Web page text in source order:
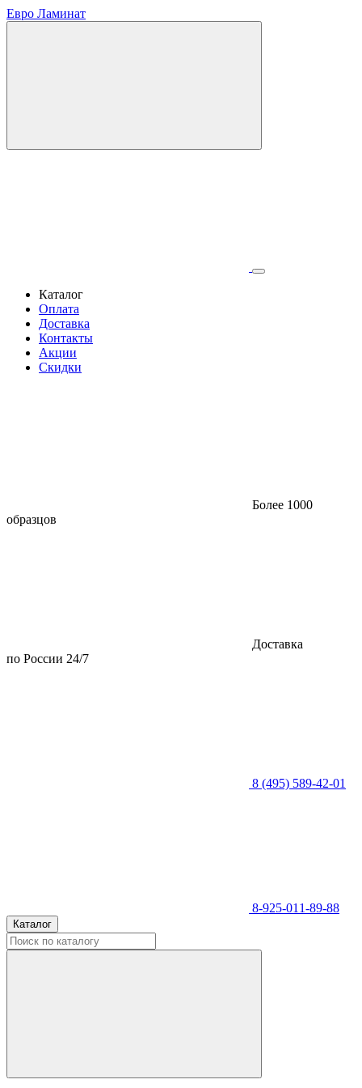
Евро Ламинат
Каталог
Оплата
Доставка
Контакты
Акции
Скидки
Более 1000
образцов
Доставка
по России 24/7
8 (495) 589-42-01
8-925-011-89-88
Каталог